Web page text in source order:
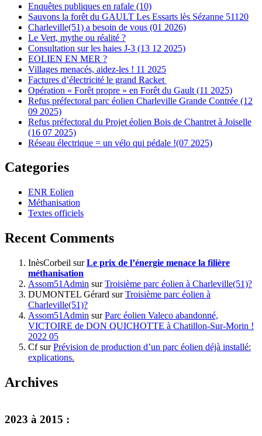
Enquêtes publiques en rafale (10)
Sauvons la forêt du GAULT Les Essarts lès Sézanne 51120
Charleville(51) a besoin de vous (01 2026)
Le Vert, mythe ou réalité ?
Consultation sur les haies J-3 (13 12 2025)
EOLIEN EN MER ?
Villages menacés, aidez-les ! 11 2025
Factures d’électricité le grand Racket
Opération « Forêt propre » en Forêt du Gault (11 2025)
Refus préfectoral parc éolien Charleville Grande Contrée (12
09 2025)
Refus préfectoral du Projet éolien Bois de Chantret à Joiselle
(16 07 2025)
Réseau électrique = un vélo qui pédale !(07 2025)
Categories
ENR Eolien
Méthanisation
Textes officiels
Recent Comments
InèsCorbeil surLe prix de l’énergie menace la filière
méthanisation
Assom51Admin surTroisième parc éolien à Charleville(51)?
DUMONTEL Gérard surTroisième parc éolien à
Charleville(51)?
Assom51Admin surParc éolien Valeco abandonné,
VICTOIRE de DON QUICHOTTE à Chatillon-Sur-Morin !
2022 05
CfsurPrévision de production d’un parc éolien déjà installé:
explications.
Archives
2023 à 2015 :